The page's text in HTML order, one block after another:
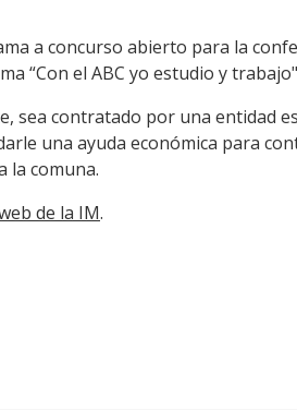
a concurso abierto para la
“Con el ABC yo estudio y
sea contratado por una entidad
una ayuda económica para
la comuna.
de la IM.